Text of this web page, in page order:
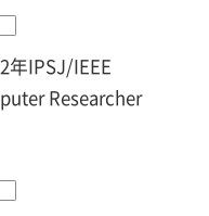
年IPSJ/IEEE
Researcher